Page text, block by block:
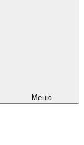
Меню